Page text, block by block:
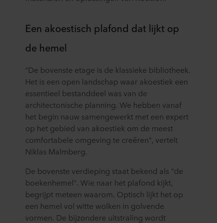
Een akoestisch plafond dat lijkt op
de hemel
“De bovenste etage is de klassieke bibliotheek.
Het is een open landschap waar akoestiek een
essentieel bestanddeel was van de
architectonische planning. We hebben vanaf
het begin nauw samengewerkt met een expert
op het gebied van akoestiek om de meest
comfortabele omgeving te creëren", vertelt
Niklas Malmberg.
De bovenste verdieping staat bekend als "de
boekenhemel". Wie naar het plafond kijkt,
begrijpt meteen waarom. Optisch lijkt het op
een hemel vol witte wolken in golvende
vormen. De bijzondere uitstraling wordt